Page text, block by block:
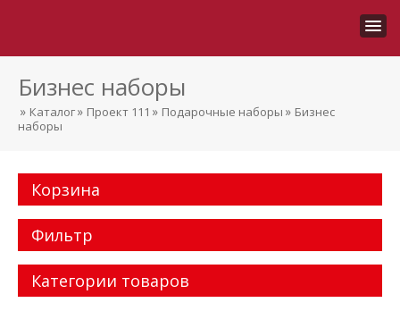
Бизнес наборы
» Каталог» Проект 111 » Подарочные наборы » Бизнес
наборы
Корзина
Фильтр
Категории товаров